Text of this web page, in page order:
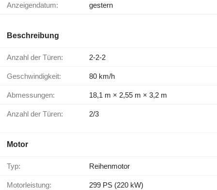
Anzeigendatum: gestern
Beschreibung
Anzahl der Türen: 2-2-2
Geschwindigkeit: 80 km/h
Abmessungen: 18,1 m × 2,55 m × 3,2 m
Anzahl der Türen: 2/3
Motor
Typ: Reihenmotor
Motorleistung: 299 PS (220 kW)